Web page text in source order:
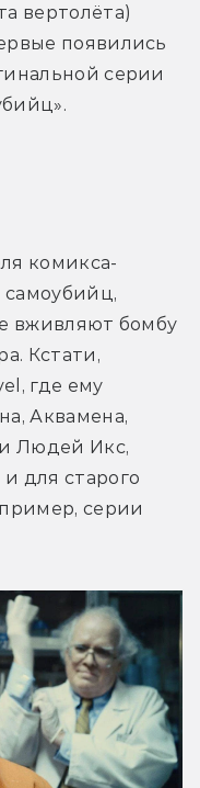
вертолёта)
появились
серии
комикса-
вживляют бомбу
Кстати,
где ему
Аквамена,
и Людей Икс,
для старого
серии